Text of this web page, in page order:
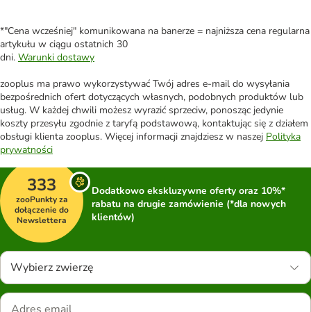
*"Cena wcześniej" komunikowana na banerze = najniższa cena regularna
artykułu w ciągu ostatnich 30
dni. Warunki dostawy
zooplus ma prawo wykorzystywać Twój adres e-mail do wysyłania
bezpośrednich ofert dotyczących własnych, podobnych produktów lub
usług. W każdej chwili możesz wyrazić sprzeciw, ponosząc jedynie
koszty przesyłu zgodnie z taryfą podstawową, kontaktując się z działem
obsługi klienta zooplus. Więcej informacji znajdziesz w naszej Polityka
prywatności
333
zooPunkty za
dołączenie do
Newslettera
Dodatkowo ekskluzywne oferty oraz 10%*
rabatu na drugie zamówienie (*dla nowych
klientów)
Wybierz zwierzę